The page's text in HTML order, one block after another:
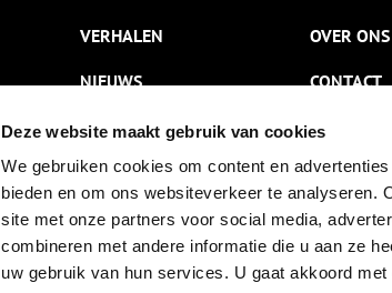
Deze website maakt gebruik van cookies
We gebruiken cookies om content en
bieden en om ons websiteverkeer te analyseren.
site met onze partners voor social media,
combineren met andere informatie die u aan ze
uw gebruik van hun services. U gaat akkoord
VERHALEN
NIEUWS
KALENDER
THEMA’S
ACTIVITEITEN
VIDEO’S
OVER ONS
CONTACT
PRIVACY